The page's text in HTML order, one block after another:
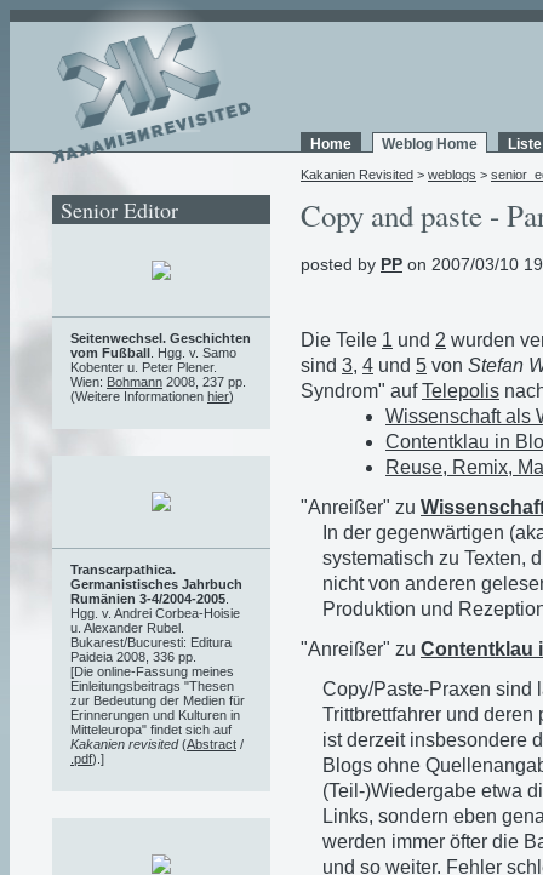
Home Weblog Home
Kakanien Revisited > weblogs >
Copy and paste -
posted by PP on 2007/03/10
Die Teile 1 und 2 wurden
sind 3, 4 und 5 von Stefan
Syndrom" aufTelepolis
Wissenschaft als
Contentklau in
Reuse, Remix,
"Anreißer" zu
In der gegenwärtigen
systematisch zu Texten,
nicht von anderen
Produktion und
"Anreißer" zu Contentklau
Copy/Paste-Praxen sind
Trittbrettfahrer und deren
ist derzeit insbesondere
Blogs ohne
(Teil-)Wiedergabe etwa
Links, sondern eben
werden immer öfter die
und so weiter. Fehler
Senior Editor
Seitenwechsel. Geschichten
vom Fußball . Hgg. v. Samo
Kobenter u. Peter Plener.
Wien: Bohmann 2008, 237 pp.
(Weitere Informationen hier)
Transcarpathica.
Germanistisches Jahrbuch
Rumänien 3-4/2004-2005
Hgg. v. Andrei Corbea-Hoisie
u. Alexander Rubel.
Bukarest/Bucuresti: Editura
Paideia 2008, 336 pp.
[Die online-Fassung meines
Einleitungsbeitrags "Thesen
zur Bedeutung der Medien für
Erinnerungen und Kulturen in
Mitteleuropa" findet sich auf
Kakanien revisited(Abstract /
.pdf).]